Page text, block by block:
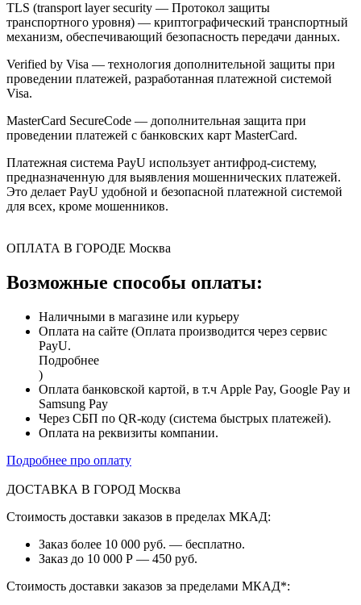
TLS (transport layer security — Протокол защиты
транспортного уровня) — криптографический транспортный
механизм, обеспечивающий безопасность передачи данных.
Verified by Visa — технология дополнительной защиты при
проведении платежей, разработанная платежной системой
Visa.
MasterCard SecureCode — дополнительная защита при
проведении платежей с банковских карт MasterCard.
Платежная система PayU использует антифрод-систему,
предназначенную для выявления мошеннических платежей.
Это делает PayU удобной и безопасной платежной системой
для всех, кроме мошенников.
ОПЛАТА В ГОРОДЕ Москва
Возможные способы оплаты:
Наличными в магазине или курьеру
Оплата на сайте (Оплата производится через сервис
PayU.
Подробнее
)
Оплата банковской картой, в т.ч Apple Pay, Google Pay и
Samsung Pay
Через СБП по QR-коду (система быстрых платежей).
Оплата на реквизиты компании.
Подробнее про оплату
ДОСТАВКА В ГОРОД Москва
Стоимость доставки заказов в пределах МКАД:
Заказ более 10 000 руб. — бесплатно.
Заказ до 10 000 Р — 450 руб.
Стоимость доставки заказов за пределами МКАД*: